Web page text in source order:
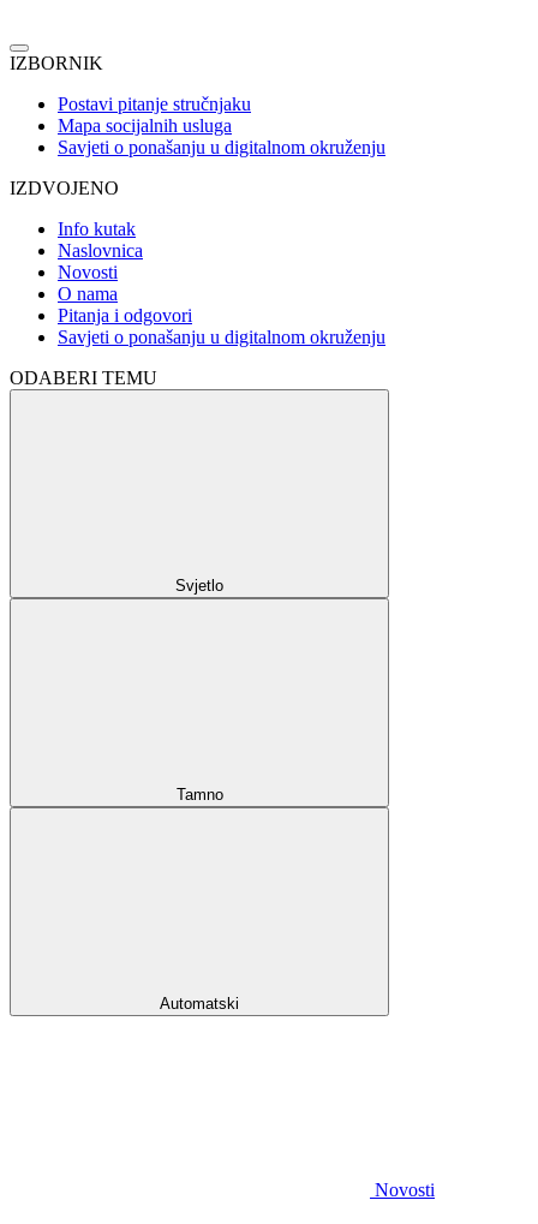
IZBORNIK
Postavi pitanje stručnjaku
Mapa socijalnih usluga
Savjeti o ponašanju u digitalnom okruženju
IZDVOJENO
Info kutak
Naslovnica
Novosti
O nama
Pitanja i odgovori
Savjeti o ponašanju u digitalnom okruženju
ODABERI TEMU
Svjetlo
Tamno
Automatski
Novosti